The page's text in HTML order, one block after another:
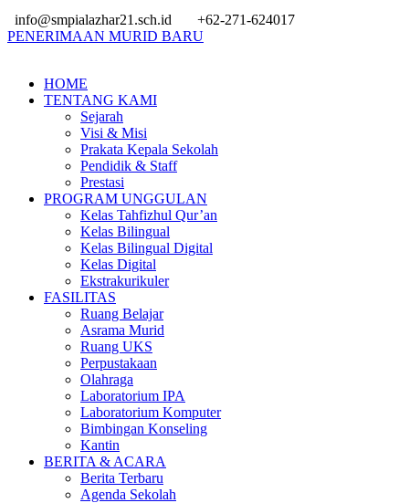
info@smpialazhar21.sch.id
+62-271-624017
PENERIMAAN MURID BARU
HOME
TENTANG KAMI
Sejarah
Visi & Misi
Prakata Kepala Sekolah
Pendidik & Staff
Prestasi
PROGRAM UNGGULAN
Kelas Tahfizhul Qur’an
Kelas Bilingual
Kelas Bilingual Digital
Kelas Digital
Ekstrakurikuler
FASILITAS
Ruang Belajar
Asrama Murid
Ruang UKS
Perpustakaan
Olahraga
Laboratorium IPA
Laboratorium Komputer
Bimbingan Konseling
Kantin
BERITA & ACARA
Berita Terbaru
Agenda Sekolah